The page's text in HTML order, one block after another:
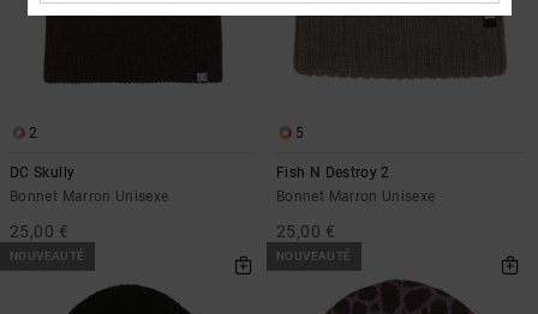
2
DC Skully
Bonnet Marron Unisexe
25,00 €
5
Fish N Destroy 2
Bonnet Marron Unisexe
25,00 €
NOUVEAUTÉ NOUVEAUTÉ